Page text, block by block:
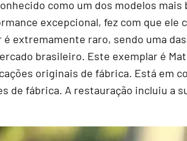
como um dos modelos
excepcional, fez com que ele
é extremamente raro, sendo uma
brasileiro. Este exemplar é
originais de fábrica. Está em
de fábrica. A restauração incluiu a